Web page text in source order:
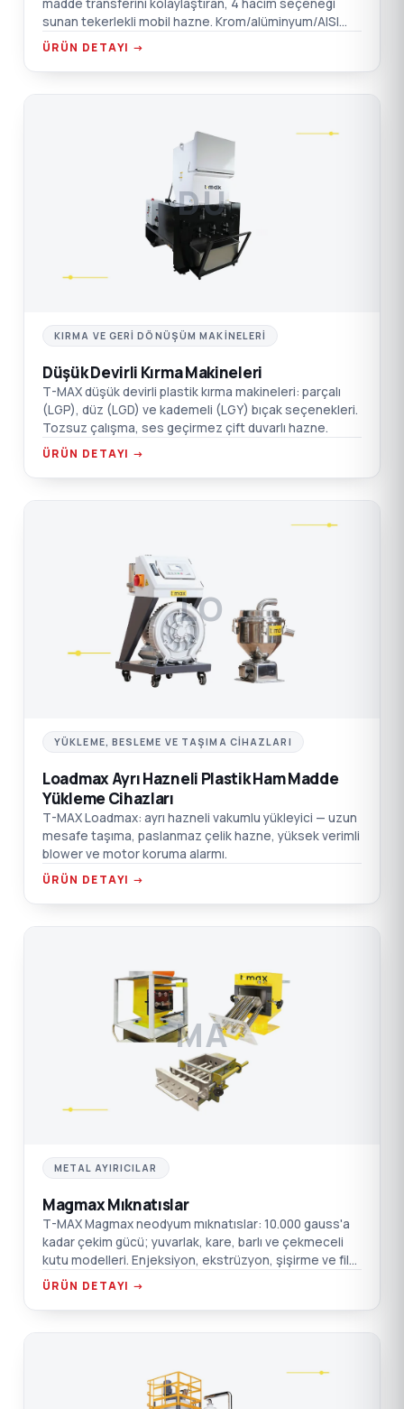
sunan tekerlekli mobil hazne. Krom/alüminyum/AISI
304 SST seçenekleri.
ÜRÜN DETAYI →
DÜ
KIRMA VE GERI DÖNÜŞÜM MAKINELERI
Düşük Devirli Kırma Makineleri
T-MAX düşük devirli plastik kırma makineleri: parçalı
(LGP), düz (LGD) ve kademeli (LGY) bıçak seçenekleri.
Tozsuz çalışma, ses geçirmez çift duvarlı hazne.
ÜRÜN DETAYI →
LO
YÜKLEME, BESLEME VE TAŞIMA CIHAZLARI
Loadmax Ayrı Hazneli Plastik Ham Madde
Yükleme Cihazları
T-MAX Loadmax: ayrı hazneli vakumlu yükleyici — uzun
mesafe taşıma, paslanmaz çelik hazne, yüksek verimli
blower ve motor koruma alarmı.
ÜRÜN DETAYI →
MA
METAL AYIRICILAR
Magmax Mıknatıslar
T-MAX Magmax neodyum mıknatıslar: 10.000 gauss'a
kadar çekim gücü; yuvarlak, kare, barlı ve çekmeceli
kutu modelleri. Enjeksiyon, ekstrüzyon, şişirme ve film
için.
ÜRÜN DETAYI →